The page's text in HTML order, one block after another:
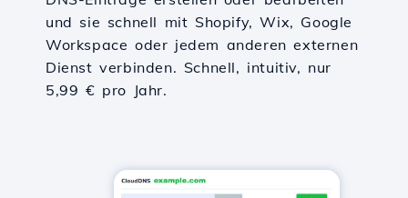
und sie schnell mit Shopify, Wix, Google
Workspace oder jedem anderen externen
Dienst verbinden. Schnell, intuitiv, nur
5,99 € pro Jahr.